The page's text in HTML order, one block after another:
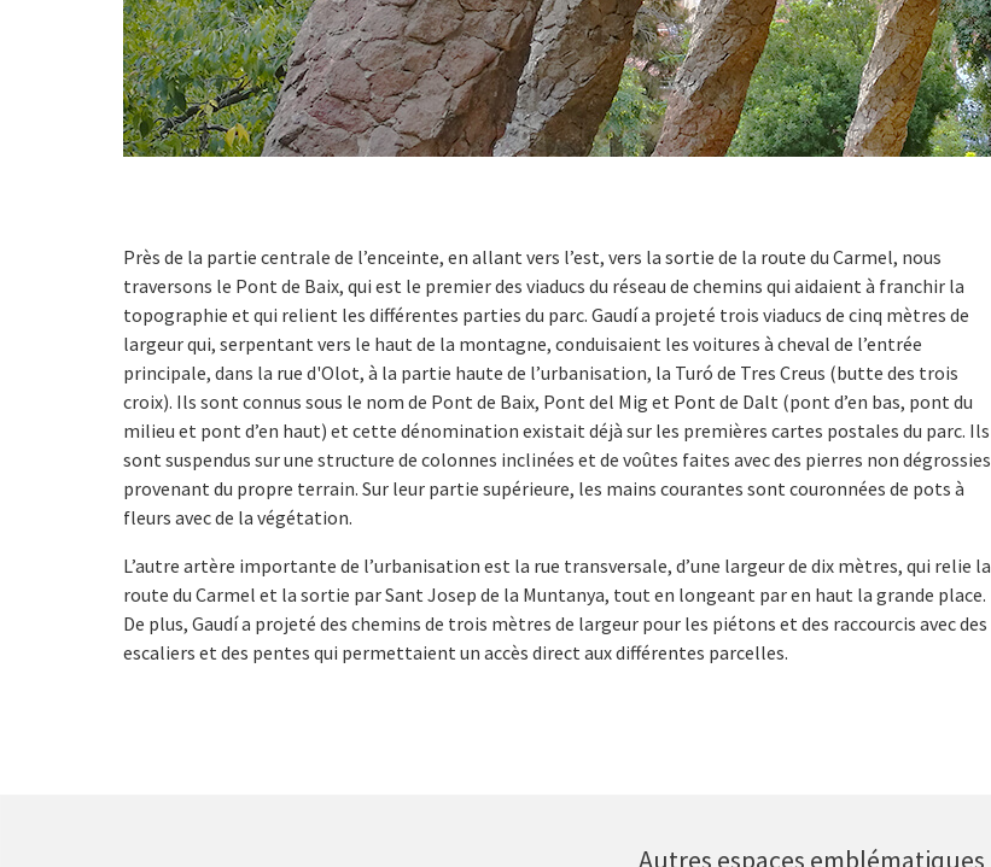
Près de la partie centrale de l’enceinte, en allant vers l’est, vers la sortie de la route du Carmel, nous
traversons le Pont de Baix, qui est le premier des viaducs du réseau de chemins qui aidaient à franchir la
topographie et qui relient les différentes parties du parc. Gaudí a projeté trois viaducs de cinq mètres de
largeur qui, serpentant vers le haut de la montagne, conduisaient les voitures à cheval de l’entrée
principale, dans la rue d'Olot, à la partie haute de l’urbanisation, la Turó de Tres Creus (butte des trois
croix). Ils sont connus sous le nom de Pont de Baix, Pont del Mig et Pont de Dalt (pont d’en bas, pont du
milieu et pont d’en haut) et cette dénomination existait déjà sur les premières cartes postales du parc. Ils
sont suspendus sur une structure de colonnes inclinées et de voûtes faites avec des pierres non dégrossies
provenant du propre terrain. Sur leur partie supérieure, les mains courantes sont couronnées de pots à
fleurs avec de la végétation.
L’autre artère importante de l’urbanisation est la rue transversale, d’une largeur de dix mètres, qui relie la
route du Carmel et la sortie par Sant Josep de la Muntanya, tout en longeant par en haut la grande place.
De plus, Gaudí a projeté des chemins de trois mètres de largeur pour les piétons et des raccourcis avec des
escaliers et des pentes qui permettaient un accès direct aux différentes parcelles.
Autres espaces emblématiques